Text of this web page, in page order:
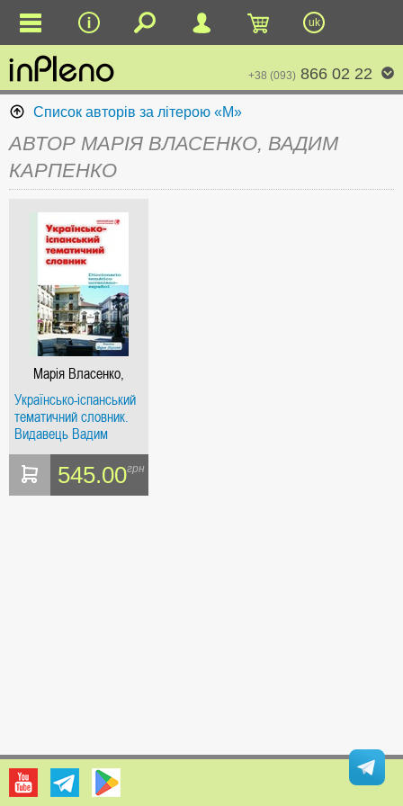
uk
+38 (093) 866 02 22
Список авторів за літерою «М»
АВТОР МАРІЯ ВЛАСЕНКО, ВАДИМ
КАРПЕНКО
Марія Власенко,
Вадим Карпенко
Українсько-іспанський
тематичний словник.
Видавець Вадим
Карпенко
545.00грн